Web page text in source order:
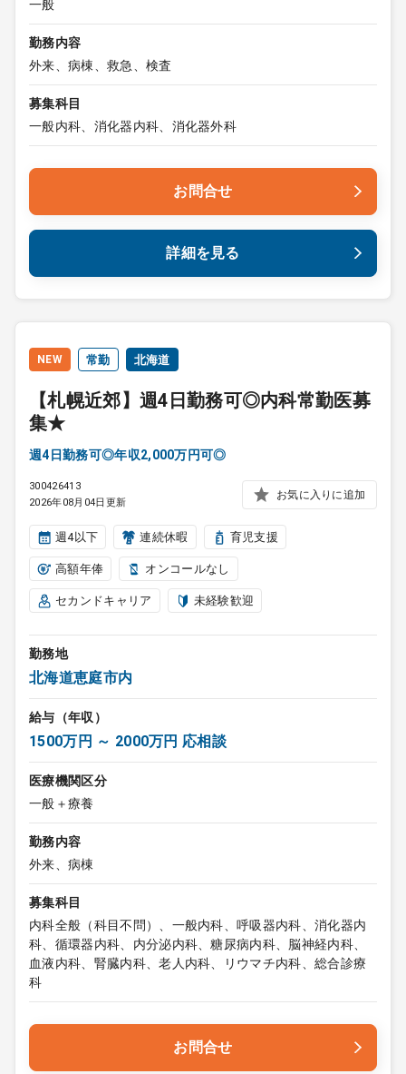
一般
勤務内容
外来、病棟、救急、検査
募集科目
一般内科、消化器内科、消化器外科
お問合せ
詳細を見る
NEW 常勤 北海道
【札幌近郊】週4日勤務可◎内科常勤医募
集★
週4日勤務可◎年収2,000万円可◎
300426413
2026年08月04日更新
お気に入りに追加
週4以下 連続休暇 育児支援
高額年俸 オンコールなし
セカンドキャリア 未経験歓迎
勤務地
北海道恵庭市内
給与（年収）
1500万円 ～ 2000万円 応相談
医療機関区分
一般＋療養
勤務内容
外来、病棟
募集科目
内科全般（科目不問）、一般内科、呼吸器内科、消化器内
科、循環器内科、内分泌内科、糖尿病内科、脳神経内科、
血液内科、腎臓内科、老人内科、リウマチ内科、総合診療
科
お問合せ